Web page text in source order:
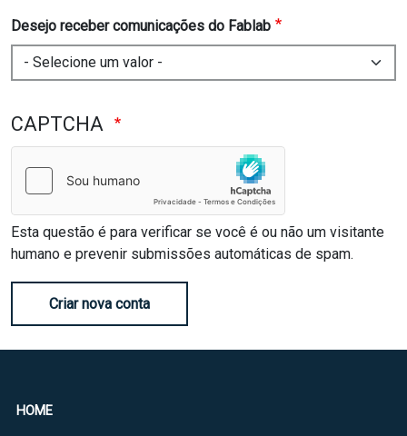
Desejo receber comunicações do Fablab
CAPTCHA
Esta questão é para verificar se você é ou não um visitante
humano e prevenir submissões automáticas de spam.
Criar nova conta
HOME